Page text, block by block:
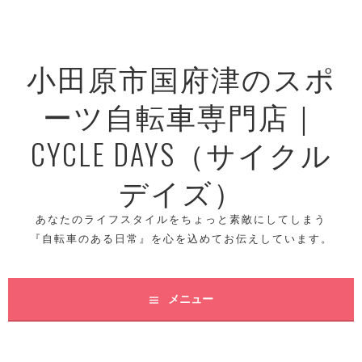
小田原市国府津のスポ
ーツ自転車専門店｜
CYCLE DAYS（サイクル
デイズ）
あなたのライフスタイルをちょっと素敵にしてしまう
『自転車のある日常』を心を込めてお伝えしています。
メニュー